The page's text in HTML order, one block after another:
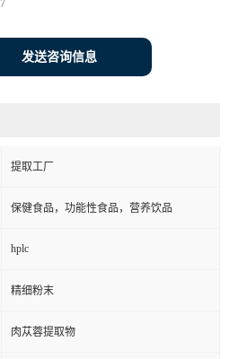
发送咨询信息
提取工厂
保健食品，功能性食品，营养饮品
hplc
精细粉末
肉苁蓉提取物